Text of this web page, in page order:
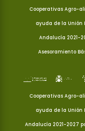
Cooperativas Agro-
ayuda de la Unión
Andalucía 2021-
Asesoramiento
Cooperativas Agro-
ayuda de la Unión
Andalucía 2021-2027